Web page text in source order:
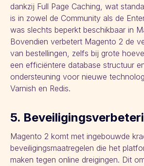
dankzij Full Page Caching, wat
is in zowel de Community als de
was slechts beperkt beschikbaar in
Bovendien verbetert Magento 2 de
van bestellingen, zelfs bij grote
een efficiëntere database structuur
ondersteuning voor nieuwe
Varnish en Redis.
5.
Magento 2 komt met ingebouwde
beveiligingsmaatregelen die het
maken tegen online dreigingen. Dit